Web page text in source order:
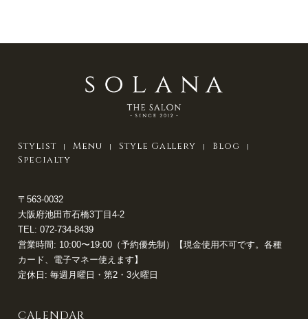
Stylist Menu Style Gallery
Blog
Specialty
〒563-0032
大阪府池田市石橋3丁目4-2
TEL: 072-734-8439
営業時間: 10:00〜19:00（予約優先制）【現金使用不可です。各種
カード、電子マネー使えます】
定休日: 毎週月曜日・第2・3火曜日
CALENDAR